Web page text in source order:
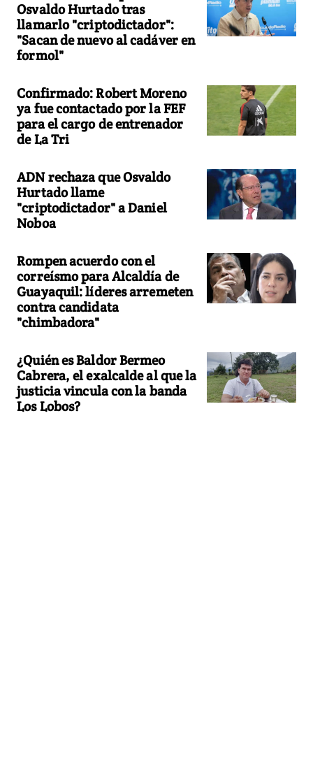
Osvaldo Hurtado tras
llamarlo "criptodictador":
"Sacan de nuevo al cadáver en
formol"
Confirmado: Robert Moreno
ya fue contactado por la FEF
para el cargo de entrenador
de La Tri
ADN rechaza que Osvaldo
Hurtado llame
"criptodictador" a Daniel
Noboa
Rompen acuerdo con el
correísmo para Alcaldía de
Guayaquil: líderes arremeten
contra candidata
"chimbadora"
¿Quién es Baldor Bermeo
Cabrera, el exalcalde al que la
justicia vincula con la banda
Los Lobos?